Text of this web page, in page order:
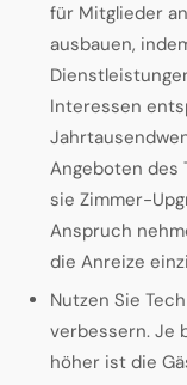
für Mitglieder
ausbauen,
Interessen
Angeboten des
sie Zimmer-
Anspruch
die Anreize
Nutzen Sie
verbessern. Je
höher ist die